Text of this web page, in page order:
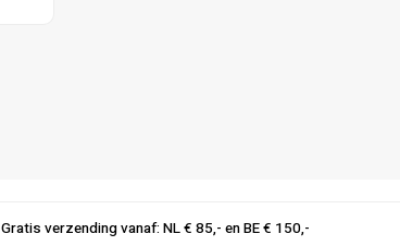
Gratis verzending vanaf: NL € 85,- en BE € 150,-